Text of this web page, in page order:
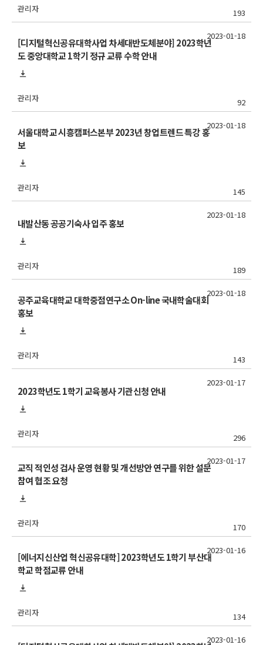
관리자 193
[디지털혁신공유대학사업 차세대반도체분야] 2023학년
도 중앙대학교 1학기 정규 교류 수학 안내
관리자 92
2023-01-18
서울대학교 시흥캠퍼스본부 2023년 창업트렌드 특강 홍
보
관리자 145
2023-01-18
내발산동 공공기숙사 입주 홍보
관리자 189
2023-01-18
공주교육대학교 대학중점연구소 On-line 국내학술대회
홍보
관리자 143
2023-01-18
2023학년도 1학기 교육봉사 기관신청 안내
관리자 296
2023-01-17
교직 적인성 검사 운영 현황 및 개선방안 연구를 위한 설문
참여 협조 요청
관리자 170
2023-01-17
[에너지신산업 혁신공유대학] 2023학년도 1학기 부산대
학교 학점교류 안내
관리자 134
2023-01-16
2023-01-16